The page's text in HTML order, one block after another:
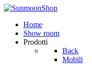
Home
Show room
Prodotti
Back
Mobili